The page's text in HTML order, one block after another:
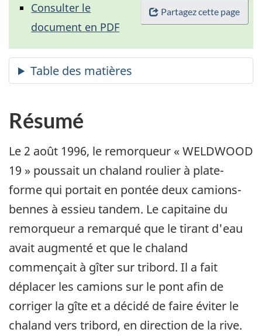
Partagez cette page
Consulter le
document en PDF
Résumé
Le 2 août 1996, le remorqueur « WELDWOOD
19 » poussait un chaland roulier à plate-
forme qui portait en pontée deux camions-
bennes à essieu tandem. Le capitaine du
remorqueur a remarqué que le tirant d'eau
avait augmenté et que le chaland
commençait à gîter sur tribord. Il a fait
déplacer les camions sur le pont afin de
corriger la gîte et a décidé de faire éviter le
chaland vers tribord, en direction de la rive.